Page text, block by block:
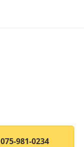
075-981-0234